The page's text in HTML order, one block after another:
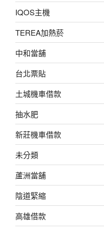
IQOS主機
TEREA加熱菸
中和當舖
台北票貼
土城機車借款
抽水肥
新莊機車借款
未分類
蘆洲當舖
陰道緊縮
高雄借款